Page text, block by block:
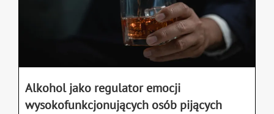
Alkohol jako regulator emocji
wysokofunkcjonujących osób pijących